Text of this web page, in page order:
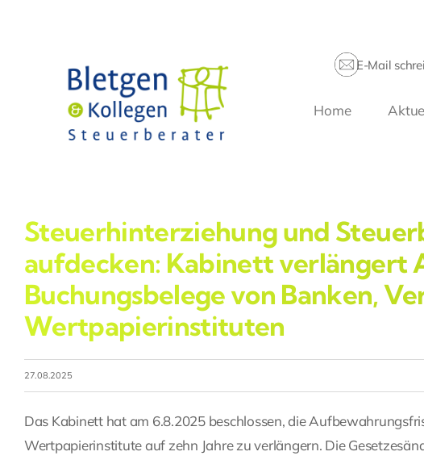
E-Mail
Home
Steuerhinterziehung und
aufdecken: Kabinett verlängert
Buchungsbelege von Banken,
Wertpapierinstituten
27.08.2025
Das Kabinett hat am 6.8.2025 beschlossen, die
Wertpapierinstitute auf zehn Jahre zu verlängern. Die